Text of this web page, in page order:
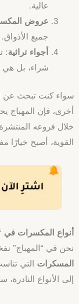
عالية.
عروض
جميع الأذواق.
أجواء تراثية:
شراء، بل هي
سواء كنت تبحث عن
أخرى، فإن
خلال فروعه
القوية، أصبح
أنواع المكسرات في
نحن في “المهباج”
المسكرات التي
إلى الأنواع